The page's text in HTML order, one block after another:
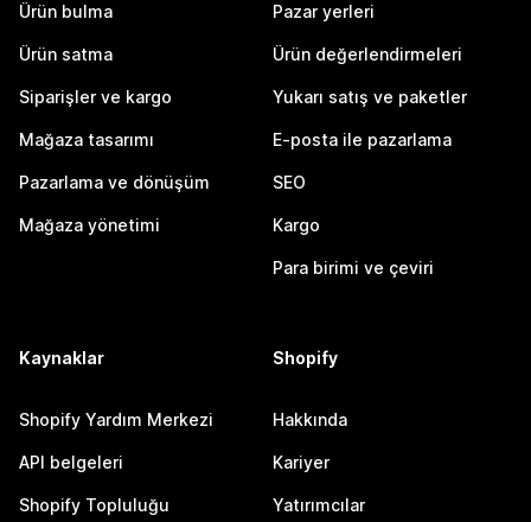
Ürün bulma
Ürün satma
Siparişler ve kargo
Mağaza tasarımı
Pazarlama ve dönüşüm
Mağaza yönetimi
Pazar yerleri
Ürün değerlendirmeleri
Yukarı satış ve paketler
E-posta ile pazarlama
SEO
Kargo
Para birimi ve çeviri
Kaynaklar
Shopify Yardım Merkezi
API belgeleri
Shopify Topluluğu
Shopify
Hakkında
Kariyer
Yatırımcılar